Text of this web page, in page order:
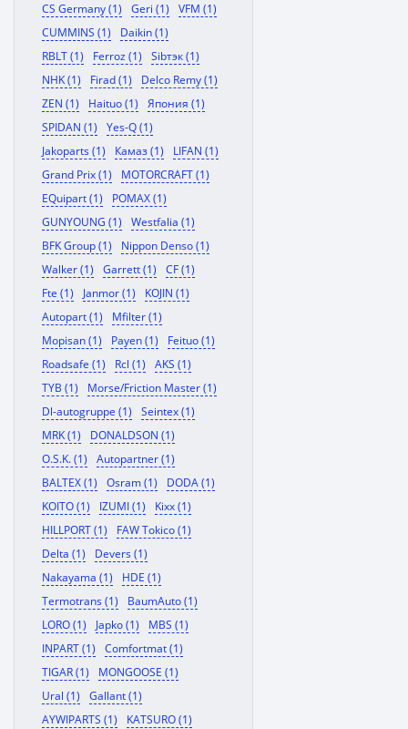
CS Germany (1)
Geri (1)
VFM (1)
CUMMINS (1)
Daikin (1)
RBLT (1)
Ferroz (1)
Sibтэк (1)
NHK (1)
Firad (1)
Delco Remy (1)
ZEN (1)
Haituo (1)
Япония (1)
SPIDAN (1)
Yes-Q (1)
Jakoparts (1)
Камаз (1)
LIFAN (1)
Grand Prix (1)
MOTORCRAFT (1)
EQuipart (1)
POMAX (1)
GUNYOUNG (1)
Westfalia (1)
BFK Group (1)
Nippon Denso (1)
Walker (1)
Garrett (1)
CF (1)
Fte (1)
Janmor (1)
KOJIN (1)
Autopart (1)
Mfilter (1)
Mopisan (1)
Payen (1)
Feituo (1)
Roadsafe (1)
Rcl (1)
AKS (1)
TYB (1)
Morse/Friction Master (1)
Dl-autogruppe (1)
Seintex (1)
MRK (1)
DONALDSON (1)
O.S.K. (1)
Autopartner (1)
BALTEX (1)
Osram (1)
DODA (1)
KOITO (1)
IZUMI (1)
Kixx (1)
HILLPORT (1)
FAW Tokico (1)
Delta (1)
Devers (1)
Nakayama (1)
HDE (1)
Termotrans (1)
BaumAuto (1)
LORO (1)
Japko (1)
MBS (1)
INPART (1)
Comfortmat (1)
TIGAR (1)
MONGOOSE (1)
Ural (1)
Gallant (1)
AYWIPARTS (1)
KATSURO (1)